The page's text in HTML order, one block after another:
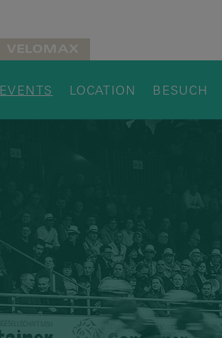
VELOMAX
EVENTS LOCATION BESUCH